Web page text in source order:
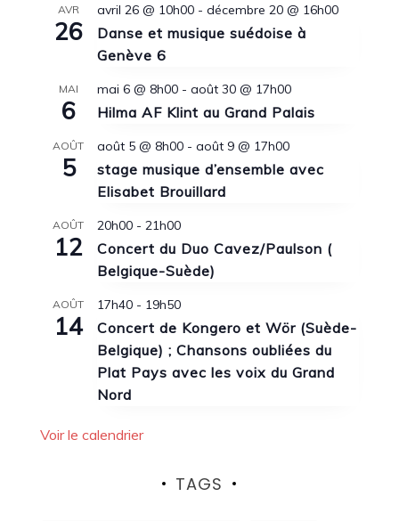
AVR
26
avril 26 @ 10h00- décembre 20 @ 16h00
Danse et musique suédoise à
Genève 6
MAI
6
mai 6 @ 8h00- août 30 @ 17h00
Hilma AF Klint au Grand Palais
AOÛT
5
août 5 @ 8h00- août 9 @ 17h00
stage musique d’ensemble avec
Elisabet Brouillard
AOÛT
12
20h00- 21h00
Concert du Duo Cavez/Paulson (
Belgique-Suède)
AOÛT
14
17h40- 19h50
Concert de Kongero et Wör (Suède-
Belgique) ; Chansons oubliées du
Plat Pays avec les voix du Grand
Nord
Voir le calendrier
TAGS